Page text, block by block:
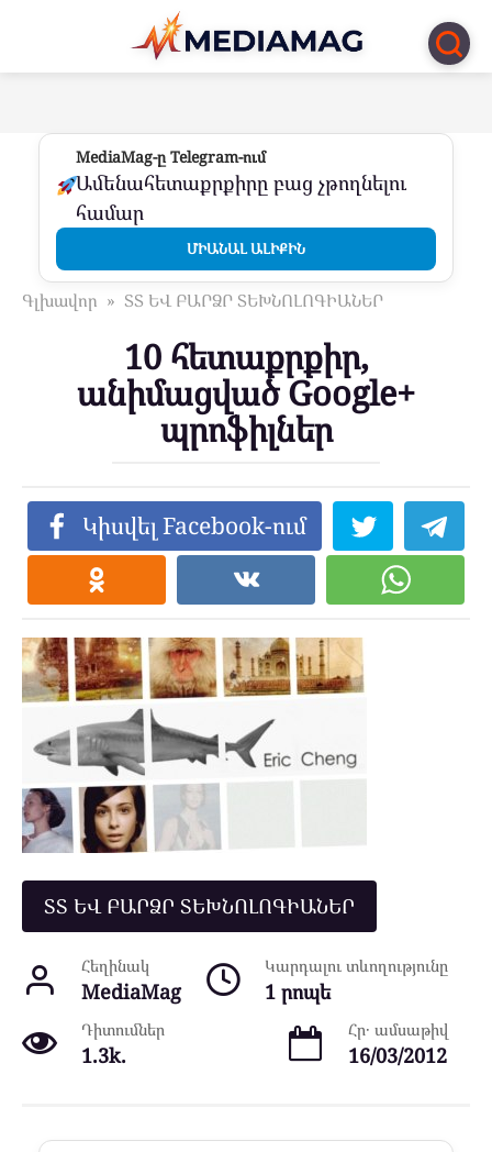
Перейти
контенту
MediaMag-ը Telegram-ում
Ամենահետաքրքիրը բաց չթողնելու
համար
ՄԻԱՆԱԼ ԱԼԻՔԻՆ
Գլխավոր » ՏՏ ԵՎ ԲԱՐՁՐ ՏԵԽՆՈԼՈԳԻԱՆԵՐ
10 հետաքրքիր,
անիմացված Google+
պրոֆիլներ
Կիսվել Facebook-ում
ՏՏ ԵՎ ԲԱՐՁՐ ՏԵԽՆՈԼՈԳԻԱՆԵՐ
Հեղինակ
MediaMag
Կարդալու տևողությունը
1 րոպե
Դիտումներ
1.3k.
Հր․ ամսաթիվ
16/03/2012